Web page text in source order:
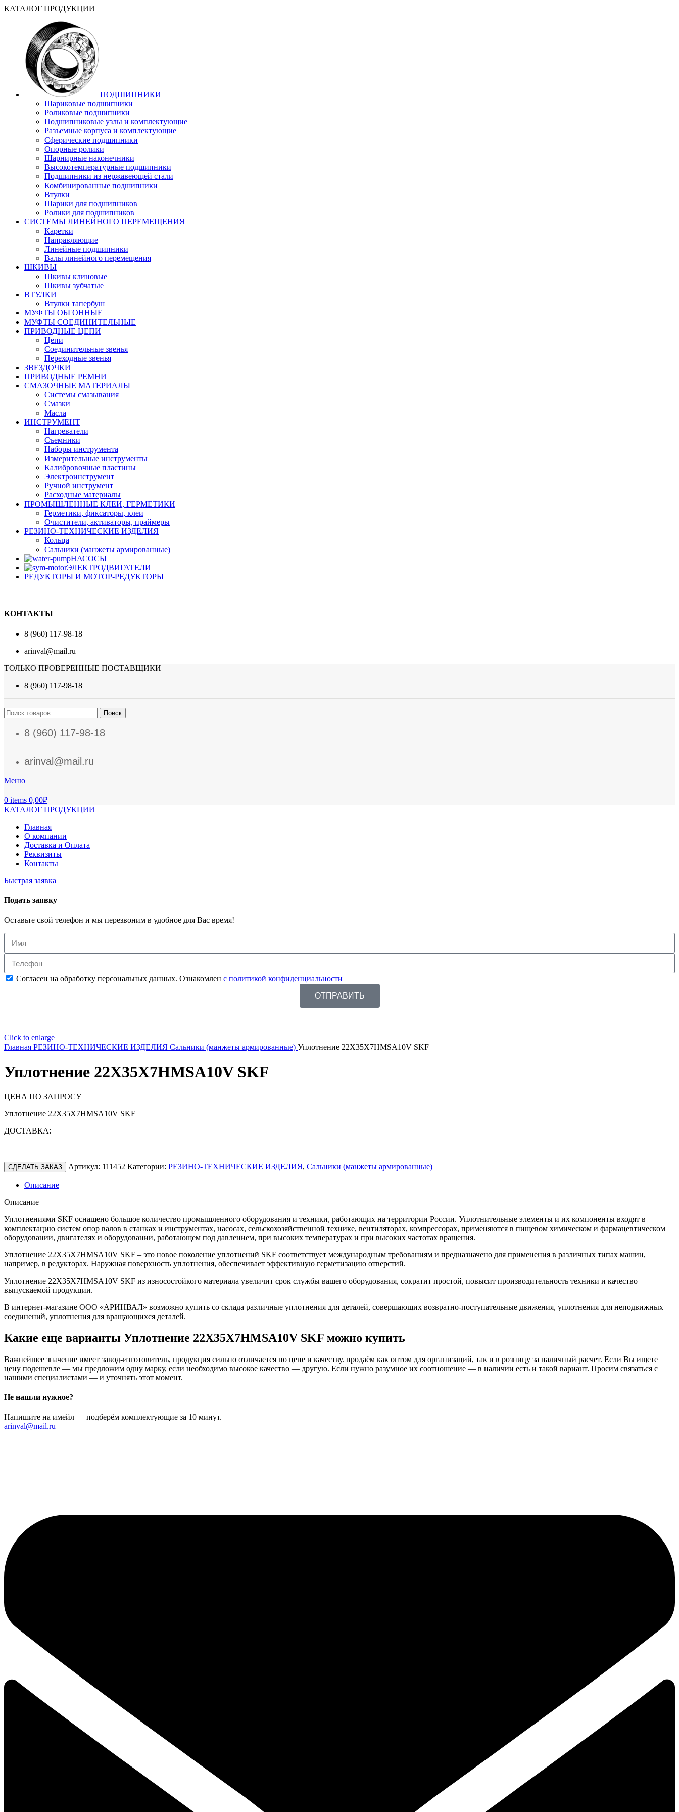
КАТАЛОГ ПРОДУКЦИИ
ПОДШИПНИКИ
Шариковые подшипники
Роликовые подшипники
Подшипниковые узлы и комплектующие
Разъемные корпуса и комплектующие
Сферические подшипники
Опорные ролики
Шарнирные наконечники
Высокотемпературные подшипники
Подшипники из нержавеющей стали
Комбинированные подшипники
Втулки
Шарики для подшипников
Ролики для подшипников
СИСТЕМЫ ЛИНЕЙНОГО ПЕРЕМЕЩЕНИЯ
Каретки
Направляющие
Линейные подшипники
Валы линейного перемещения
ШКИВЫ
Шкивы клиновые
Шкивы зубчатые
ВТУЛКИ
Втулки тапербуш
МУФТЫ ОБГОННЫЕ
МУФТЫ СОЕДИНИТЕЛЬНЫЕ
ПРИВОДНЫЕ ЦЕПИ
Цепи
Соединительные звенья
Переходные звенья
ЗВЕЗДОЧКИ
ПРИВОДНЫЕ РЕМНИ
СМАЗОЧНЫЕ МАТЕРИАЛЫ
Системы смазывания
Смазки
Масла
ИНСТРУМЕНТ
Нагреватели
Съемники
Наборы инструмента
Измерительные инструменты
Калибровочные пластины
Электроинструмент
Ручной инструмент
Расходные материалы
ПРОМЫШЛЕННЫЕ КЛЕИ, ГЕРМЕТИКИ
Герметики, фиксаторы, клеи
Очистители, активаторы, праймеры
РЕЗИНО-ТЕХНИЧЕСКИЕ ИЗДЕЛИЯ
Кольца
Сальники (манжеты армированные)
НАСОСЫ
ЭЛЕКТРОДВИГАТЕЛИ
РЕДУКТОРЫ И МОТОР-РЕДУКТОРЫ
КОНТАКТЫ
8 (960) 117-98-18
arinval@mail.ru
ТОЛЬКО ПРОВЕРЕННЫЕ ПОСТАВЩИКИ
8 (960) 117-98-18
Поиск
8 (960) 117-98-18
arinval@mail.ru
Меню
0 items 0,00₽
КАТАЛОГ ПРОДУКЦИИ
Главная
О компании
Доставка и Оплата
Реквизиты
Контакты
Быстрая заявка
Подать заявку
Оставьте свой телефон и мы перезвоним в удобное для Вас время!
Согласен на обработку персональных данных. Ознакомлен с политикой конфиденциальности
ОТПРАВИТЬ
Click to enlarge
Главная РЕЗИНО-ТЕХНИЧЕСКИЕ ИЗДЕЛИЯ Сальники (манжеты армированные) Уплотнение 22X35X7HMSA10V SKF
Уплотнение 22X35X7HMSA10V SKF
ЦЕНА ПО ЗАПРОСУ
Уплотнение 22X35X7HMSA10V SKF
ДОСТАВКА:
СДЕЛАТЬ ЗАКАЗ Артикул: 111452 Категории: РЕЗИНО-ТЕХНИЧЕСКИЕ ИЗДЕЛИЯ, Сальники (манжеты армированные)
Описание
Описание
Уплотнениями SKF оснащено большое количество промышленного оборудования и техники, работающих на территории России. Уплотнительные элементы и их компоненты входят в
комплектацию систем опор валов в станках и инструментах, насосах, сельскохозяйственной технике, вентиляторах, компрессорах, применяются в пищевом химическом и фармацевтическом
оборудовании, двигателях и оборудовании, работающем под давлением, при высоких температурах и при высоких частотах вращения.
Уплотнение 22X35X7HMSA10V SKF – это новое поколение уплотнений SKF соответствует международным требованиям и предназначено для применения в различных типах машин,
например, в редукторах. Наружная поверхность уплотнения, обеспечивает эффективную герметизацию отверстий.
Уплотнение 22X35X7HMSA10V SKF из износостойкого материала увеличит срок службы вашего оборудования, сократит простой, повысит производительность техники и качество
выпускаемой продукции.
В интернет-магазине ООО «АРИНВАЛ» возможно купить со склада различные уплотнения для деталей, совершающих возвратно-поступательные движения, уплотнения для неподвижных
соединений, уплотнения для вращающихся деталей.
Какие еще варианты Уплотнение 22X35X7HMSA10V SKF можно купить
Важнейшее значение имеет завод-изготовитель, продукция сильно отличается по цене и качеству. продаём как оптом для организаций, так и в розницу за наличный расчет. Если Вы ищете
цену подешевле — мы предложим одну марку, если необходимо высокое качество — другую. Если нужно разумное их соотношение — в наличии есть и такой вариант. Просим связаться с
нашими специалистами — и уточнять этот момент.
Не нашли нужное?
Напишите на имейл — подберём комплектующие за 10 минут.
arinval@mail.ru